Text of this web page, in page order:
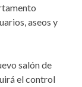
aseos y
salón de
el control